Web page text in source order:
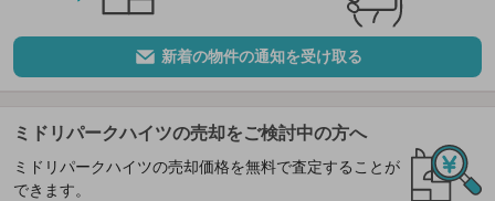
新着の物件の通知を受け取る
ミドリパークハイツの売却をご検討中の方へ
ミドリパークハイツの売却価格を無料で査定することが
できます。